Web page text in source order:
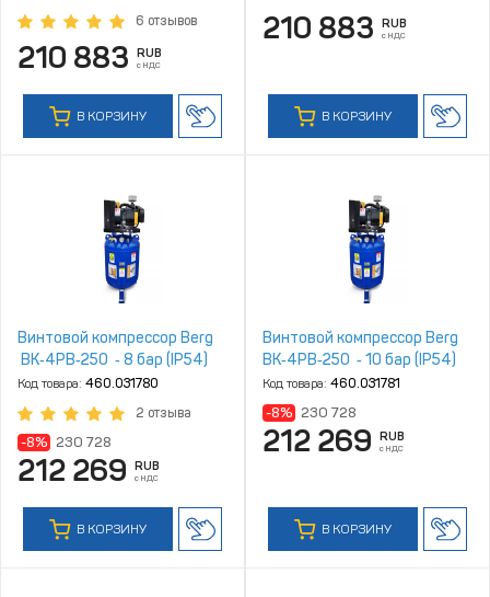
6 отзывов
210 883 RUB
с НДС
В КОРЗИНУ
210 883 RUB
с НДС
В КОРЗИНУ
Винтовой компрессор Berg
ВК‑4РВ‑250 ‑ 8 бар (IP54)
Код товара: 460.031780
2 отзыва
-8% 230 728
212 269 RUB
с НДС
В КОРЗИНУ
Винтовой компрессор Berg
ВК‑4РВ‑250 ‑ 10 бар (IP54)
Код товара: 460.031781
-8% 230 728
212 269 RUB
с НДС
В КОРЗИНУ